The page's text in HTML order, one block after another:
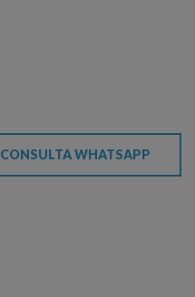
CONSULTA WHATSAPP